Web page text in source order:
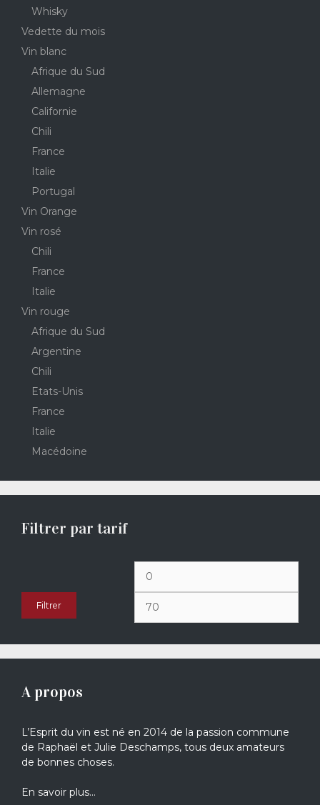
Whisky
Vedette du mois
Vin blanc
Afrique du Sud
Allemagne
Californie
Chili
France
Italie
Portugal
Vin Orange
Vin rosé
Chili
France
Italie
Vin rouge
Afrique du Sud
Argentine
Chili
Etats-Unis
France
Italie
Macédoine
Filtrer par tarif
Prix
min
Filtrer
A propos
L’Esprit du vin est né en 2014 de la passion commune
de Raphaël et Julie Deschamps, tous deux amateurs
de bonnes choses.
En savoir plus…